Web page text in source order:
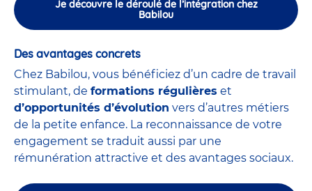
Je découvre le déroulé de l’intégration chez
Babilou
Des avantages concrets
Chez Babilou, vous bénéficiez d’un cadre de travail
stimulant, de formations régulières et
d’opportunités d’évolution vers d’autres métiers
de la petite enfance. La reconnaissance de votre
engagement se traduit aussi par une
rémunération attractive et des avantages sociaux.